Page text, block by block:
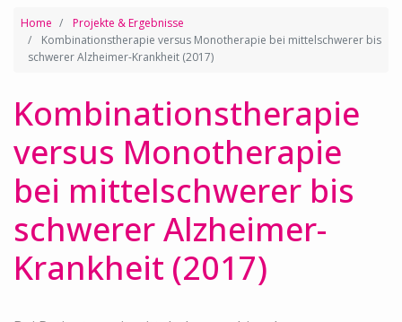
Home
Projekte & Ergebnisse
Kombinationstherapie versus Monotherapie bei mittelschwerer bis
schwerer Alzheimer-Krankheit (2017)
Kombinationstherapie
versus Monotherapie
bei mittelschwerer bis
schwerer Alzheimer-
Krankheit (2017)